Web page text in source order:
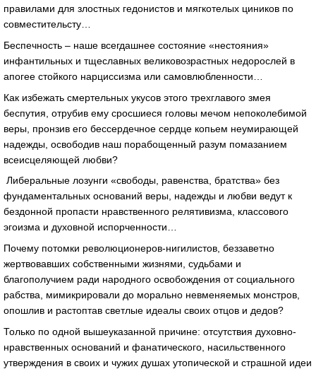
правилами для злостных гедонистов и мягкотелых циников по
совместительсту…
Беспечность – наше всегдашнее состояние «нестояния»
инфантильных и тщеславных великовозрастных недорослей в
апогее стойкого нарциссизма или самовлюбленности…
Как избежать смертельных укусов этого трехглавого змея
беспутия, отрубив ему сросшиеся головы мечом непоколебимой
веры, пронзив его бессердечное сердце копьем неумирающей
надежды, освободив наш порабощенный разум помазанием
всеисцеляющей любви?
Либеральные лозунги «свободы, равенства, братства» без
фундаментальных оснований веры, надежды и любви ведут к
бездонной пропасти нравственного релятивизма, классового
эгоизма и духовной испорченности…
Почему потомки революционеров-нигилистов, беззаветно
жертвовавших собственными жизнями, судьбами и
благополучием ради народного освобождения от социального
рабства, мимикрировали до морально невменяемых монстров,
опошлив и растоптав светлые идеалы своих отцов и дедов?
Только по одной вышеуказанной причине: отсутствия духовно-
нравственных оснований и фанатического, насильственного
утверждения в своих и чужих душах утопической и страшной идеи